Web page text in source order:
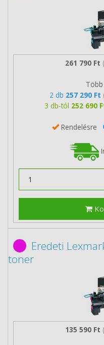
261 790 Ft
2 db 257 290 Ft
3 db-tól 252 690
Rendelésre
Eredeti
toner
135 590 Ft